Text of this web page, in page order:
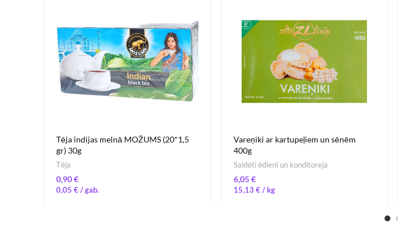
Tēja indijas melnā MOŽUMS (20*1,5
gr) 30g
Tēja
€
0,05 €
Vareņiki ar kartupeļiem un sēnēm
400g
Saldēti ēdieni un konditoreja
€
15,13 € /